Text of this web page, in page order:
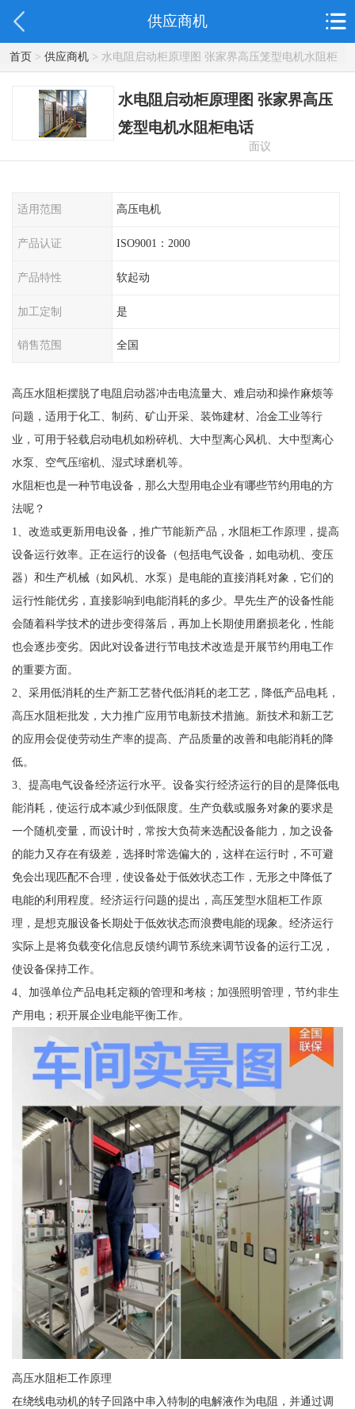
供应商机
首页> 供应商机> 水电阻启动柜原理图 张家界高压笼型电机水阻柜
电话
水电阻启动柜原理图 张家界高压
笼型电机水阻柜电话
面议
适用范围 高压电机
产品认证 ISO9001：2000
产品特性 软起动
加工定制 是
销售范围 全国
高压水阻柜摆脱了电阻启动器冲击电流量大、难启动和操作麻烦等
问题，适用于化工、制药、矿山开采、装饰建材、冶金工业等行
业，可用于轻载启动电机如粉碎机、大中型离心风机、大中型离心
水泵、空气压缩机、湿式球磨机等。
水阻柜也是一种节电设备，那么大型用电企业有哪些节约用电的方
法呢？
1、改造或更新用电设备，推广节能新产品，水阻柜工作原理，提高
设备运行效率。正在运行的设备（包括电气设备，如电动机、变压
器）和生产机械（如风机、水泵）是电能的直接消耗对象，它们的
运行性能优劣，直接影响到电能消耗的多少。早先生产的设备性能
会随着科学技术的进步变得落后，再加上长期使用磨损老化，性能
也会逐步变劣。因此对设备进行节电技术改造是开展节约用电工作
的重要方面。
2、采用低消耗的生产新工艺替代低消耗的老工艺，降低产品电耗，
高压水阻柜批发，大力推广应用节电新技术措施。新技术和新工艺
的应用会促使劳动生产率的提高、产品质量的改善和电能消耗的降
低。
3、提高电气设备经济运行水平。设备实行经济运行的目的是降低电
能消耗，使运行成本减少到低限度。生产负载或服务对象的要求是
一个随机变量，而设计时，常按大负荷来选配设备能力，加之设备
的能力又存在有级差，选择时常选偏大的，这样在运行时，不可避
免会出现匹配不合理，使设备处于低效状态工作，无形之中降低了
电能的利用程度。经济运行问题的提出，高压笼型水阻柜工作原
理，是想克服设备长期处于低效状态而浪费电能的现象。经济运行
实际上是将负载变化信息反馈约调节系统来调节设备的运行工况，
使设备保持工作。
4、加强单位产品电耗定额的管理和考核；加强照明管理，节约非生
产用电；积开展企业电能平衡工作。
高压水阻柜工作原理
在绕线电动机的转子回路中串入特制的电解液作为电阻，并通过调